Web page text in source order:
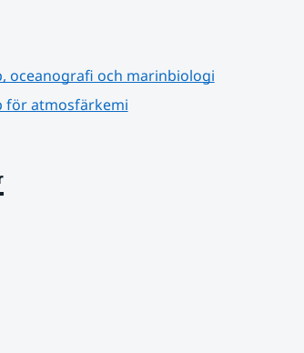
oceanografi och marinbiologi
för atmosfärkemi
till annan webbplats.
till annan webbplats.